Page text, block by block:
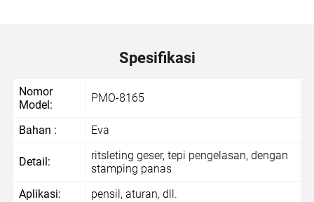
Spesifikasi
Nomor
Model:
PMO-8165
Bahan : Eva
Detail:
ritsleting geser, tepi pengelasan, dengan
stamping panas
Aplikasi:
pensil, aturan, dll.